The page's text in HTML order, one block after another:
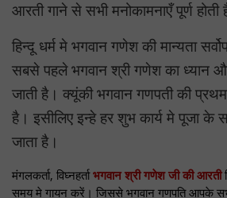
आरती गाने से सभी मनोकामनाएँ पूर्ण होती
हिन्दू धर्म मे भगवान गणेश की मान्यता
सबसे पहले भगवान श्री गणेश का ध्यान
जाती है। क्यूंकी भगवान गणपती की प्रथम
है। इसीलिए इन्हे हर शुभ कार्य मे पूजा के
जाता है।
मंगलकर्ता, विघ्नहर्ताभगवान श्री गणेश जी की आरती
समय मे गायन करें। जिससे भगवान गणपति आपके सभी